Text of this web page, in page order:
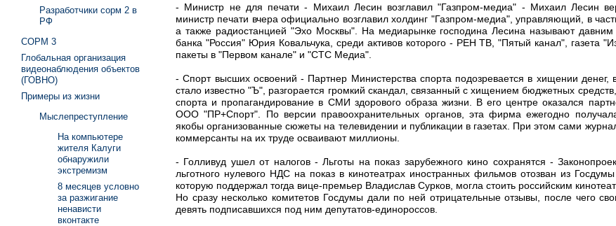
- Министр не для печати - Михаил Лесин возглавил "Газпром-медиа" - Михаил Лесин
министр печати вчера официально возглавил холдинг "Газпром-медиа", управляющий, в
а также радиостанцией "Эхо Москвы". На медиарынке господина Лесина называют давним
банка "Россия" Юрия Ковальчука, среди активов которого - РЕН ТВ, "Пятый канал", газета
пакеты в "Первом канале" и "СТС Медиа".
- Спорт высших освоений - Партнер Министерства спорта подозревается в хищении денег,
стало известно "Ъ", разгорается громкий скандал, связанный с хищением бюджетных
спорта и пропагандирование в СМИ здорового образа жизни. В его центре оказался
ООО "ПР+Спорт". По версии правоохранительных органов, эта фирма ежегодно
якобы организованные сюжеты на телевидении и публикации в газетах. При этом сами
коммерсанты на их труде осваивают миллионы.
- Голливуд ушел от налогов - Льготы на показ зарубежного кино сохранятся -
льготного нулевого НДС на показ в кинотеатрах иностранных фильмов отозван из
которую поддержал тогда вице-премьер Владислав Сурков, могла стоить российским
Но сразу несколько комитетов Госдумы дали по ней отрицательные отзывы, после чего
девять подписавшихся под ним депутатов-единороссов.
Разработчики сорм 2 в
РФ
СОРМ 3
Глобальная организация
видеонаблюдения объектов
(ГОВНО)
Примеры из жизни
Мыслепреступление
На компьютере
жителя Калуги
обнаружили
экстремизм
8 месяцев условно
за разжигание
ненависти
вконтакте